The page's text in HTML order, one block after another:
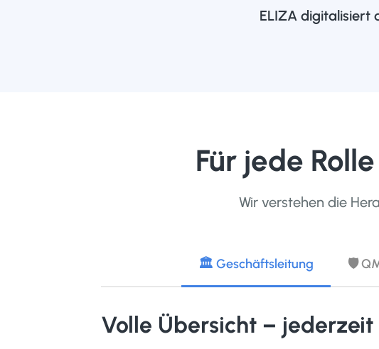
ELIZA digitalisiert
Für jede
Wir verstehen die
🏛 Geschäftsleitung 🛡
Volle Übersicht – jederzeit